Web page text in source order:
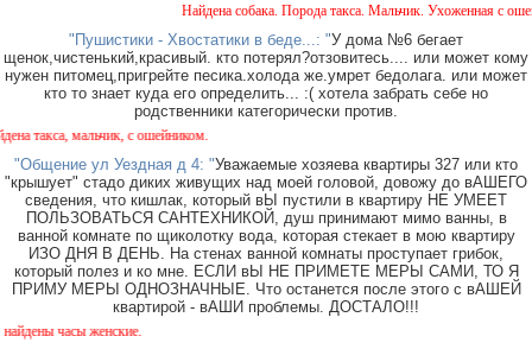
Найдена собака. Порода такса. Мальчик. Ухоженная с
"Пушистики - Хвостатики в беде...: "У дома №6 бегает
щенок,чистенький,красивый. кто потерял?отзовитесь.... или может кому
нужен питомец,пригрейте песика.холода же.умрет бедолага. или может
кто то знает куда его определить... :( хотела забрать себе но
родственники категорически против.
мальчик, с ошейником.
"Общение ул Уездная д 4: "Уважаемые хозяева квартиры 327 или кто
"крышует" стадо диких живущих над моей головой, довожу до вАШЕГО
сведения, что кишлак, который вЫ пустили в квартиру НЕ УМЕЕТ
ПОЛЬЗОВАТЬСЯ САНТЕХНИКОЙ, душ принимают мимо ванны, в
ванной комнате по щиколотку вода, которая стекает в мою квартиру
ИЗО ДНЯ В ДЕНЬ. На стенах ванной комнаты проступает грибок,
который полез и ко мне. ЕСЛИ вЫ НЕ ПРИМЕТЕ МЕРЫ САМИ, ТО Я
ПРИМУ МЕРЫ ОДНОЗНАЧНЫЕ. Что останется после этого с вАШЕЙ
квартирой - вАШИ проблемы. ДОСТАЛО!!!
часы женские.